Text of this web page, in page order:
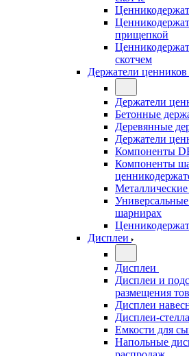
прищепкой
скотчем
Держатели ценников
Держатели
Бетонные
Деревянные
Держатели
Компоненты
Компоненты
шарнирах
Дисплеи
Дисплеи
Дисплеи и
размещения
Дисплеи
Дисплеи-
Емкости для
Напольные